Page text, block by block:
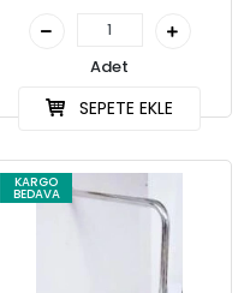
Adet
SEPETE EKLE
KARGO
BEDAVA